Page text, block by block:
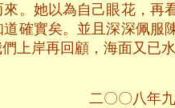
。她以為自己眼花，
確實矣。並且深深佩
上岸再回顧，海面又已
九月廿